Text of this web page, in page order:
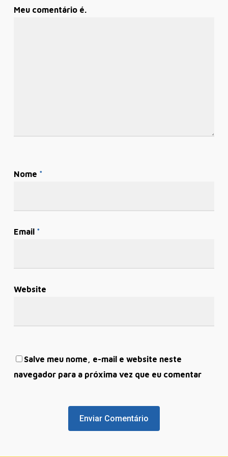
Meu comentário é.
Nome *
Email *
Website
Salve meu nome, e-mail e website neste
navegador para a próxima vez que eu comentar